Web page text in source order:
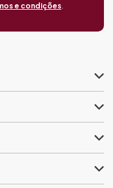
e condições